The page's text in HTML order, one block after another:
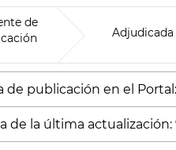
de
Adjudicada
de publicación en el Portal:
de la última actualización: